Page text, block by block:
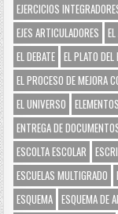
EJERCICIOS
EJES ARTICULADORES
EL DEBATE EL PLATO
EL PROCESO DE MEJORA
EL UNIVERSO
ENTREGA DE
ESCOLTA ESCOLAR
ESCUELAS MULTIGRADO
ESQUEMA ESQUEMA DE